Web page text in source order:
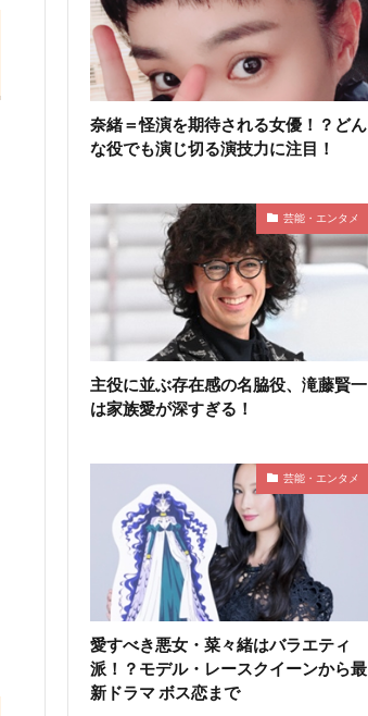
奈緒＝怪演を期待される女優！？どん
な役でも演じ切る演技力に注目！
芸能・エンタメ
主役に並ぶ存在感の名脇役、滝藤賢一
は家族愛が深すぎる！
芸能・エンタメ
愛すべき悪女・菜々緒はバラエティ
派！？モデル・レースクイーンから最
新ドラマ ボス恋まで